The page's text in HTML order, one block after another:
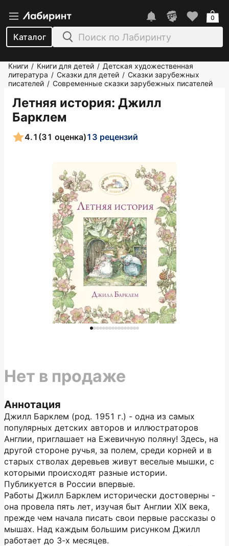
Каталог
0
Книги / Книги для детей / Детская художественная
литература / Сказки для детей / Сказки зарубежных
писателей / Современные сказки зарубежных писателей
Летняя история: Джилл
Барклем
4.1 (31 оценка)13 рецензий
Аннотация
Джилл Барклем (род. 1951 г.) - одна из самых
популярных детских авторов и иллюстраторов
Англии, приглашает на Ежевичную поляну! Здесь, на
другой стороне ручья, за полем, среди корней и в
старых стволах деревьев живут веселые мышки, с
которыми происходят разные истории.
Публикуется в России впервые.
Работы Джилл Барклем исторически достоверны -
она провела пять лет, изучая быт Англии XIX века,
прежде чем начала писать свои первые рассказы о
мышах. Над каждым большим рисунком Джилл
работает до 3-х месяцев.
Нет в продаже